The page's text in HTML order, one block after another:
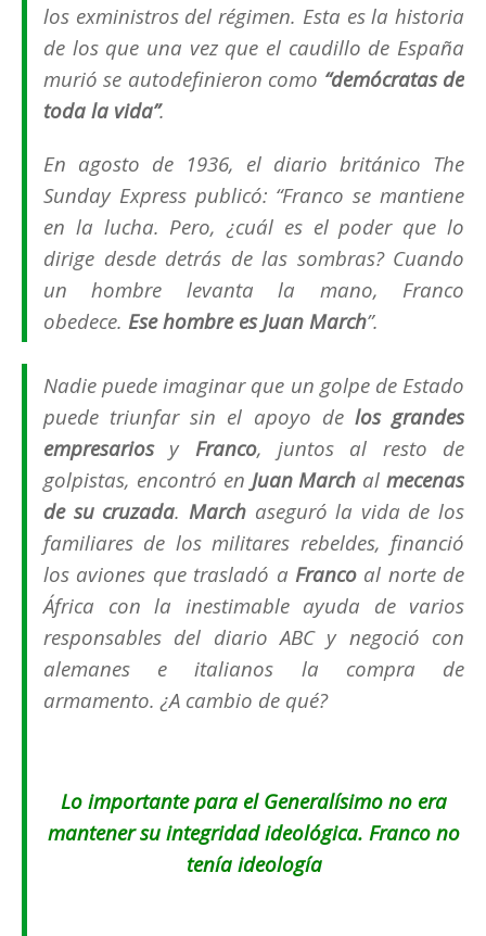
los exministros del régimen. Esta es la historia
de los que una vez que el caudillo de España
murió se autodefinieron como “demócratas de
toda la vida”.
En agosto de 1936, el diario británico The
Sunday Expresspublicó: “Franco se mantiene
en la lucha. Pero, ¿cuál es el poder que lo
dirige desde detrás de las sombras? Cuando
un hombre levanta la mano, Franco
obedece. Ese hombre es Juan March”.
Nadie puede imaginar que un golpe de Estado
puede triunfar sin el apoyo de los grandes
empresariosy Franco, juntos al resto de
golpistas, encontró en Juan March almecenas
de su cruzada. Marchaseguró la vida de los
familiares de los militares rebeldes, financió
los aviones que trasladó a Francoal norte de
África con la inestimable ayuda de varios
responsables del diarioABC y negoció con
alemanes e italianos la compra de
armamento. ¿A cambio de qué?
Lo importante para el Generalísimo no era
mantener su integridad ideológica. Franco no
tenía ideología